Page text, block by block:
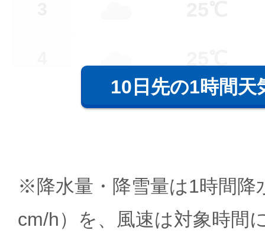
10日先の1時間天
※降水量・降雪量は1時間降
cm/h）を、風速は対象時間